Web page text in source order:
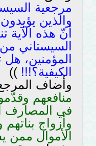
مرجعية
والذين
أنّ هذه
السيستاني
المؤمنين،
الكيفية؟!!! ))
وأضاف
منافعهم
في المصارف
وأزواج
الأموال ممن